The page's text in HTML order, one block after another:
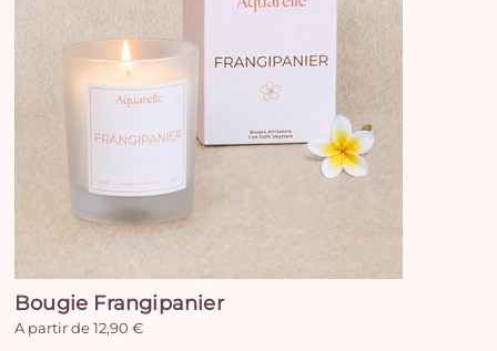
Bougie Frangipanier
A partir de 12,90 €